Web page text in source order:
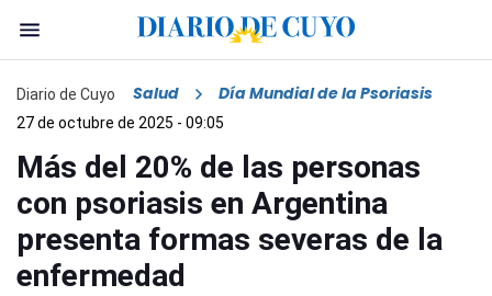
Diario de Cuyo Salud Día Mundial de la Psoriasis
27 de octubre de 2025 - 09:05
Más del 20% de las personas
con psoriasis en Argentina
presenta formas severas de la
enfermedad